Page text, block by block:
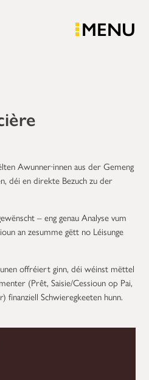
MENU
Awunner·innen aus der Gemeng
déi en direkte Bezuch zu der
– eng genau Analyse vum
an zesumme gëtt no Léisunge
offréiert ginn, déi wéinst mëttel
(Prêt, Saisie/Cessioun op Pai,
finanziell Schwieregkeeten hunn.